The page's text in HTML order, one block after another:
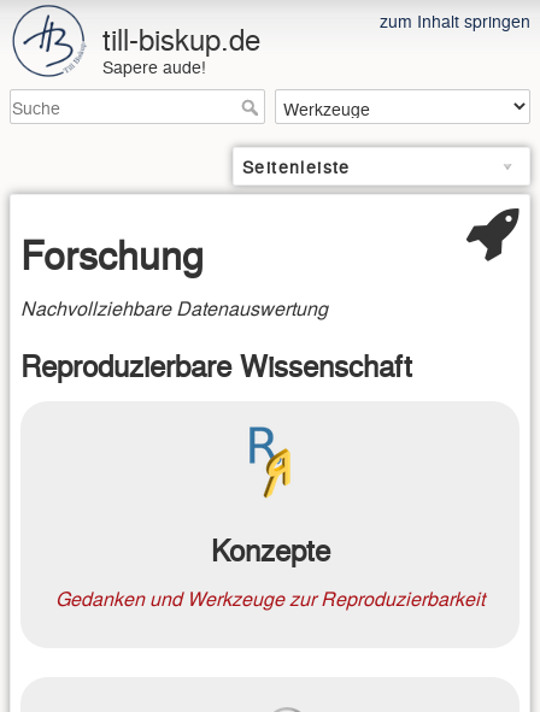
zum Inhalt springen
till-biskup.de
Sapere aude!
Seitenleiste
Forschung
Nachvollziehbare Datenauswertung
Reproduzierbare Wissenschaft
Konzepte
Gedanken und Werkzeuge zur Reproduzierbarkeit